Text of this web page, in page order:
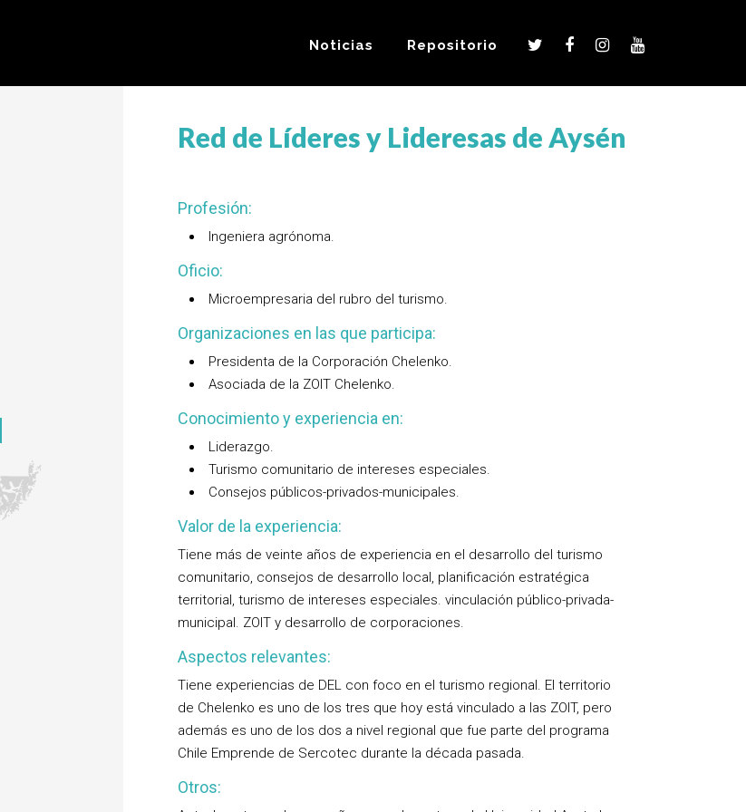
Noticias Repositorio
Red de Líderes y Lideresas de Aysén
Profesión:
Ingeniera agrónoma.
Oficio:
Microempresaria del rubro del turismo.
Organizaciones en las que participa:
Presidenta de la Corporación Chelenko.
Asociada de la ZOIT Chelenko.
Conocimiento y experiencia en:
Liderazgo.
Turismo comunitario de intereses especiales.
Consejos públicos-privados-municipales.
Valor de la experiencia:
Tiene más de veinte años de experiencia en el desarrollo del turismo
comunitario, consejos de desarrollo local, planificación estratégica
territorial, turismo de intereses especiales. vinculación público-privada-
municipal. ZOIT y desarrollo de corporaciones.
Aspectos relevantes:
Tiene experiencias de DEL con foco en el turismo regional. El territorio
de Chelenko es uno de los tres que hoy está vinculado a las ZOIT, pero
además es uno de los dos a nivel regional que fue parte del programa
Chile Emprende de Sercotec durante la década pasada.
Otros: